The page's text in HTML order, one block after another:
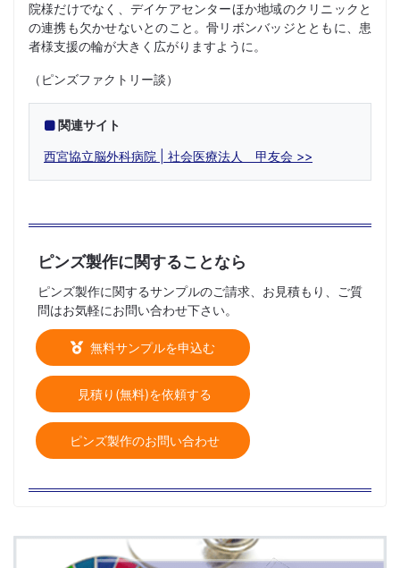
院様だけでなく、デイケアセンターほか地域のクリニックと
の連携も欠かせないとのこと。骨リボンバッジとともに、患
者様支援の輪が大きく広がりますように。
（ピンズファクトリー談）
関連サイト
西宮協立脳外科病院 | 社会医療法人 甲友会
ピンズ製作に関することなら
ピンズ製作に関するサンプルのご請求、お見積もり、ご質
問はお気軽にお問い合わせ下さい。
無料サンプルを申込む
見積り(無料)を依頼する
ピンズ製作のお問い合わせ